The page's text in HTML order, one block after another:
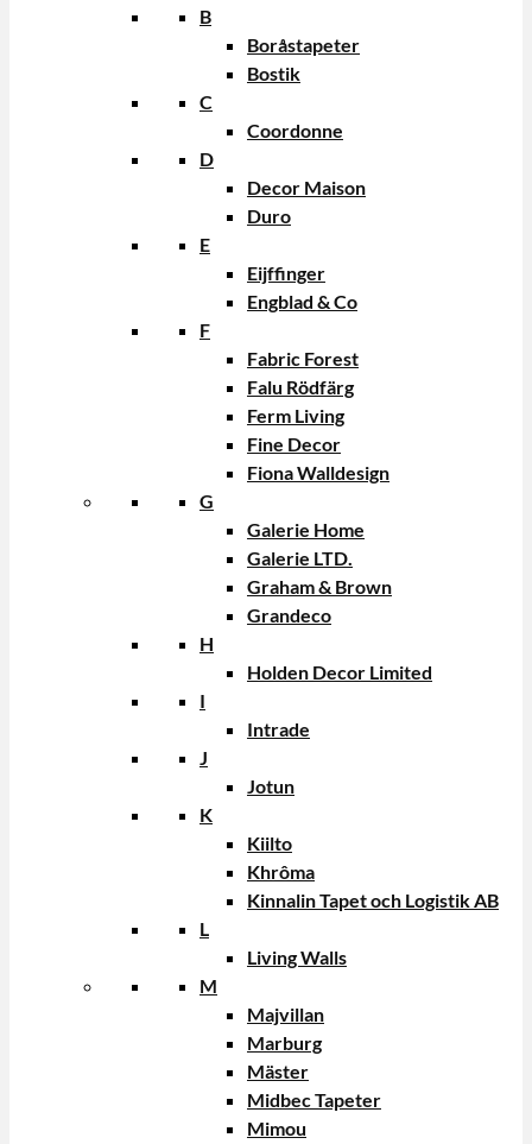
B
Boråstapeter
Bostik
C
Coordonne
D
Decor Maison
Duro
E
Eijffinger
Engblad & Co
F
Fabric Forest
Falu Rödfärg
Ferm Living
Fine Decor
Fiona Walldesign
G
Galerie Home
Galerie LTD.
Graham & Brown
Grandeco
H
Holden Decor Limited
I
Intrade
J
Jotun
K
Kiilto
Khrôma
Kinnalin Tapet och Logistik AB
L
Living Walls
M
Majvillan
Marburg
Mäster
Midbec Tapeter
Mimou